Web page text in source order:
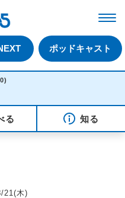
ポッドキャスト
る 知る
21(木)